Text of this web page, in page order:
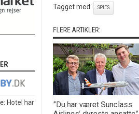
Tagget med: SPIES
FLERE ARTIKLER:
”Du har været Sunclass
Hotel har